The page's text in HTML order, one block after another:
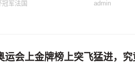
军法国 admin
运会上金牌榜上突飞猛进，